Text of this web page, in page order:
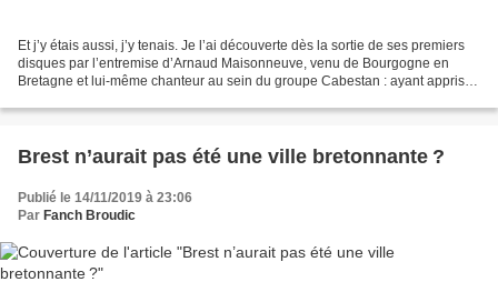
Et j’y étais aussi, j’y tenais. Je l’ai découverte dès la sortie de ses premiers
disques par l’entremise d’Arnaud Maisonneuve, venu de Bourgogne en
Bretagne et lui-même chanteur au sein du groupe Cabestan : ayant appris le
Brest n’aurait pas été une ville bretonnante ?
Publié le 14/11/2019 à 23:06
Par Fanch Broudic